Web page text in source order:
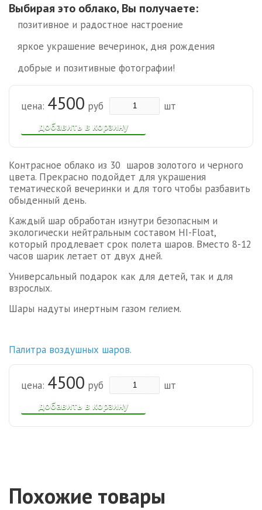
Выбирая это облако, Вы получаете:
позитивное и радостное настроение
яркое украшение вечеринок, дня рождения
добрые и позитивные фотографии!
добавить в корзину
цена: 4500 руб шт
Контрасное облако из 30 шаров золотого и черного
цвета. Прекрасно подойдет для украшения
тематической вечеринки и для того чтобы разбавить
обыденный день.
Каждый шар обработан изнутри безопасным и
экологически нейтральным составом HI-Float,
который продлевает срок полета шаров. Вместо 8-12
часов шарик летает от двух дней.
Универсальный подарок как для детей, так и для
взрослых.
Шары надуты инертным газом гелием.
Палитра воздушных шаров.
добавить в корзину
цена: 4500 руб шт
Похожие товары